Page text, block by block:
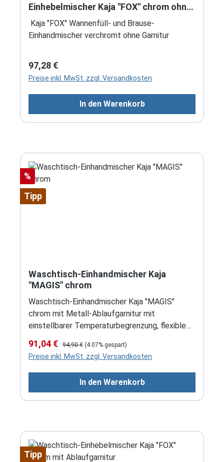
Einhebelmischer Kaja "FOX'' chrom ohne
Garnitur
Kaja "FOX'' Wannenfüll- und Brause-
Einhandmischer verchromt ohne Garnitur
Regulärer Preis:
97,28 €
Preise inkl. MwSt. zzgl. Versandkosten
In den Warenkorb
Rabatt
%
Tipp
Waschtisch-Einhandmischer Kaja
"MAGIS" chrom
Waschtisch-Einhandmischer Kaja "MAGIS"
chrom mit Metall-Ablaufgarnitur mit
einstellbarer Temperaturbegrenzung, flexible
Verkaufspreis:
91,04 € Regulärer Preis:
94,90 € (4.07% gespart)
Preise inkl. MwSt. zzgl. Versandkosten
In den Warenkorb
Tipp